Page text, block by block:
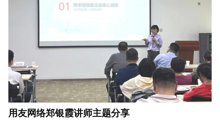
用友网络郑银霞讲师主题分享